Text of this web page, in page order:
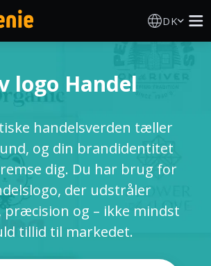
DK
logo Handel
handelsverden tæller
og din brandidentitet
dig. Du har brug for
der udstråler
og – ikke mindst
tillid til markedet.